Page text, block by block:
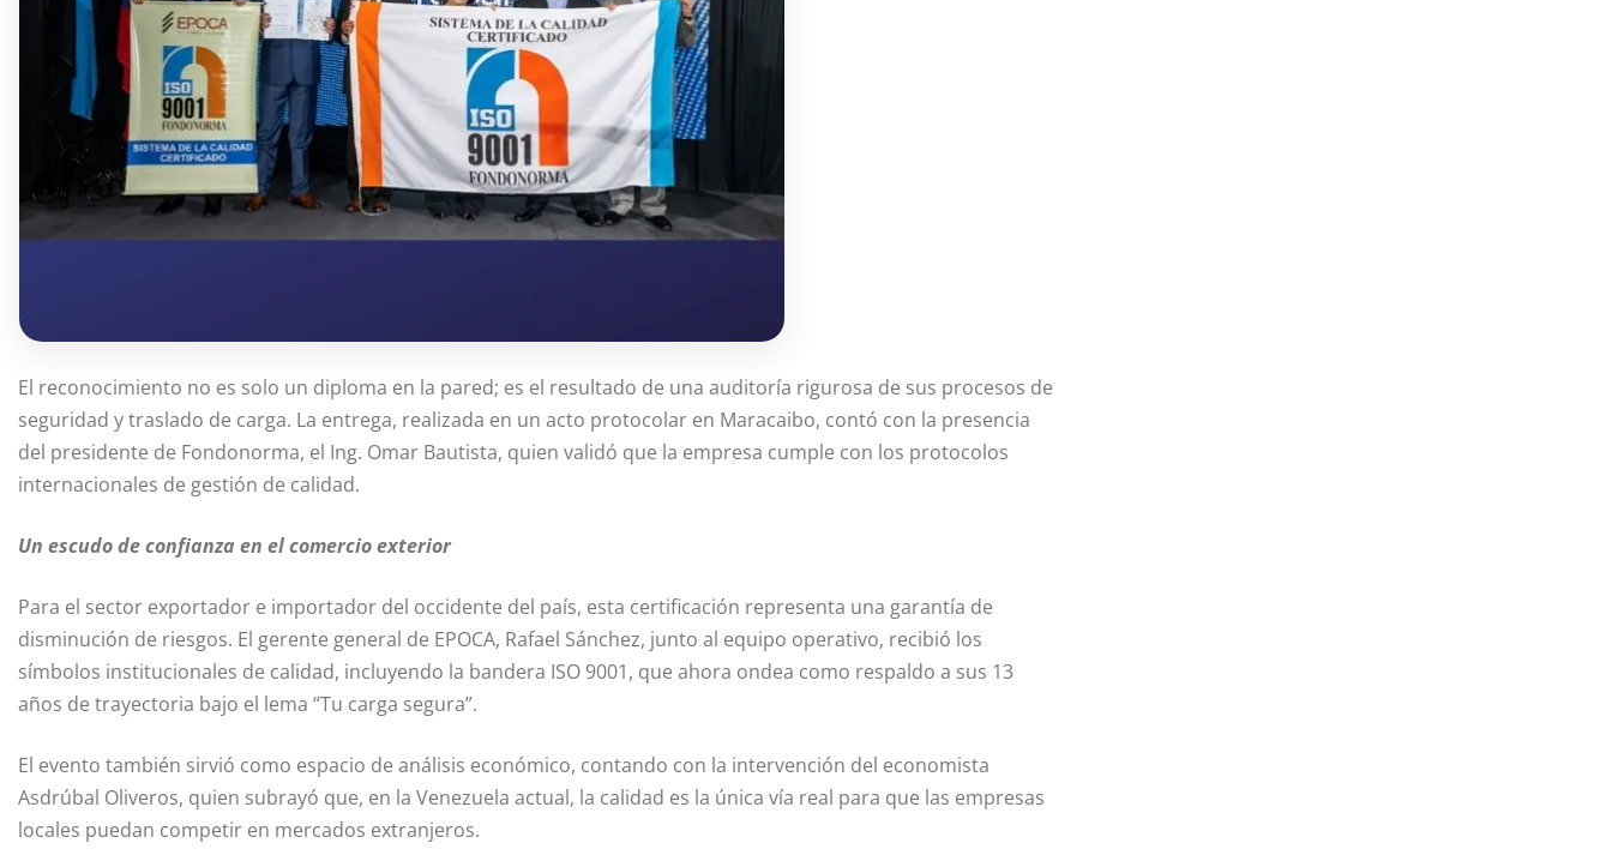
El reconocimiento no es solo un diploma en la pared; es el resultado de una auditoría rigurosa de sus procesos de
seguridad y traslado de carga. La entrega, realizada en un acto protocolar en Maracaibo, contó con la presencia
del presidente de Fondonorma, el Ing. Omar Bautista, quien validó que la empresa cumple con los protocolos
internacionales de gestión de calidad.
Un escudo de confianza en el comercio exterior
Para el sector exportador e importador del occidente del país, esta certificación representa una garantía de
disminución de riesgos. El gerente general de EPOCA, Rafael Sánchez, junto al equipo operativo, recibió los
símbolos institucionales de calidad, incluyendo la bandera ISO 9001, que ahora ondea como respaldo a sus 13
años de trayectoria bajo el lema “Tu carga segura”.
El evento también sirvió como espacio de análisis económico, contando con la intervención del economista
Asdrúbal Oliveros, quien subrayó que, en la Venezuela actual, la calidad es la única vía real para que las empresas
locales puedan competir en mercados extranjeros.